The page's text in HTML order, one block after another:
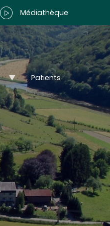
Médiathèque
Patients